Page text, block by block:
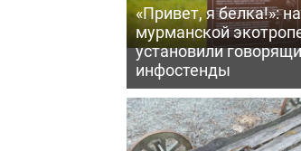
«Привет, я белка!»: на
мурманской
установили
инфостенды